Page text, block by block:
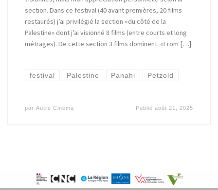
section. Dans ce festival (40 avant premières, 20 films
restaurés) j’ai privilégié la section «du côté de la
Palestine» dont j’ai visionné 8 films (entre courts et long
métrages). De cette section 3 films dominent: «From […]
festival Palestine Panahi Petzold
par Autre Cinéma Publiéaoût 21, 2025